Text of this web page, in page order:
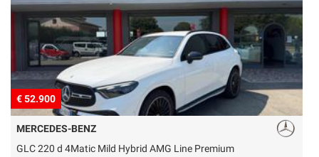
CONTATTI
€ 52.900
MERCEDES-BENZ
GLC 220 d 4Matic Mild Hybrid AMG Line Premium